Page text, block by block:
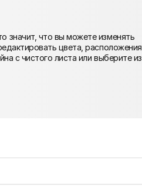
значит, что вы можете изменять
цвета, расположения
с чистого листа или выберите из